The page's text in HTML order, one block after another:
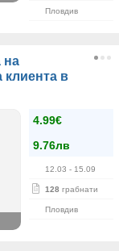
Пловдив
на
клиента в
4.99€
9.76лв
12.03 - 15.09
128 грабнати
Пловдив